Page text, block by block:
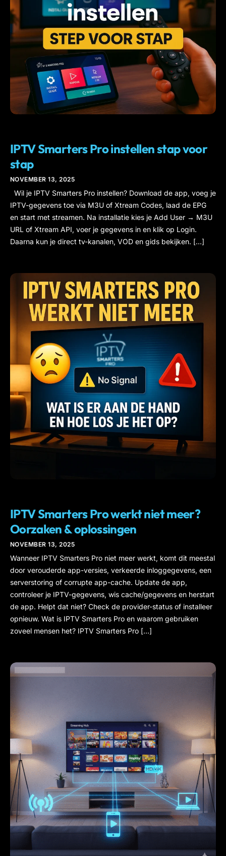
IPTV Smarters Pro instellen stap voor
stap
NOVEMBER 13, 2025
Wil je IPTV Smarters Pro instellen? Download de app, voeg je
IPTV-gegevens toe via M3U of Xtream Codes, laad de EPG
en start met streamen. Na installatie kies je Add User → M3U
URL of Xtream API, voer je gegevens in en klik op Login.
Daarna kun je direct tv-kanalen, VOD en gids bekijken. […]
IPTV Smarters Pro werkt niet meer?
Oorzaken & oplossingen
NOVEMBER 13, 2025
Wanneer IPTV Smarters Pro niet meer werkt, komt dit meestal
door verouderde app-versies, verkeerde inloggegevens, een
serverstoring of corrupte app-cache. Update de app,
controleer je IPTV-gegevens, wis cache/gegevens en herstart
de app. Helpt dat niet? Check de provider-status of installeer
opnieuw. Wat is IPTV Smarters Pro en waarom gebruiken
zoveel mensen het? IPTV Smarters Pro […]